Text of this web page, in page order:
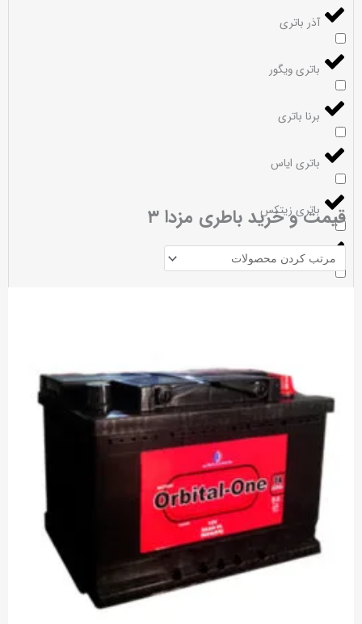
آذر باتری
باتری ویگور
برنا باتری
باتری ایاس
باتری زیتکس
باتری گلوبال
باتری سوزوکی
صبا باتری
باتری اکسون
باتری واریان
قیمت و خرید باطری مزدا ۳